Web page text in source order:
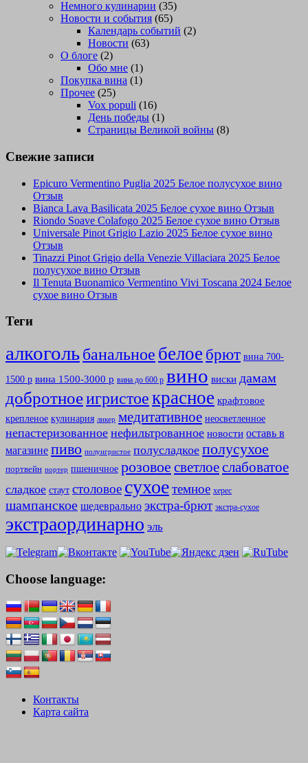
Немного кулинарии (35)
Новости и события (65)
Календарь событий (2)
Новости (63)
О блоге (2)
Обо мне (1)
Покупка вина (1)
Прочее (25)
Vox populi (16)
День победы (1)
Страницы Великой войны (8)
Свежие записи
Epicuro Vermentino Puglia 2025 Белое полусухое вино
Отзыв
Bianca Lava Basilicata 2025 Белое сухое вино Отзыв
Riondo Soave Colafogo 2025 Белое сухое вино Отзыв
Universale Pinot Grigio Lazio 2025 Белое сухое вино
Отзыв
Tinazzi Pinot Grigio della Venezie Villaciara 2025 Белое
полусухое вино Отзыв
Il Tenuta Buonamico Vermentino Vivi Toscana 2024 Белое
сухое вино Отзыв
Теги
алкогольбанальное белое брют вина 700-
1500 р вина 1500-3000 р вина до 600 р вино виски дамам
добротноеигристоекрасное крафтовое
крепленое кулинария ликер медитативное неосветленное
непастеризованное нефильтрованное новости оставь в
магазине пиво полуигристое полусладкое полусухое
портвейн портер пшеничное розовое светлоеслабоватое
сладкое стаут столовое сухоетемное херес
шампанское шедеврально экстра-брют экстра-сухое
экстраординарно эль
Choose language:
Контакты
Карта сайта